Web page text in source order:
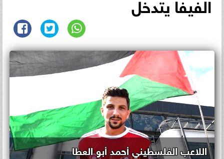
اللاعب الفلسطيني أحمد أبو العطا